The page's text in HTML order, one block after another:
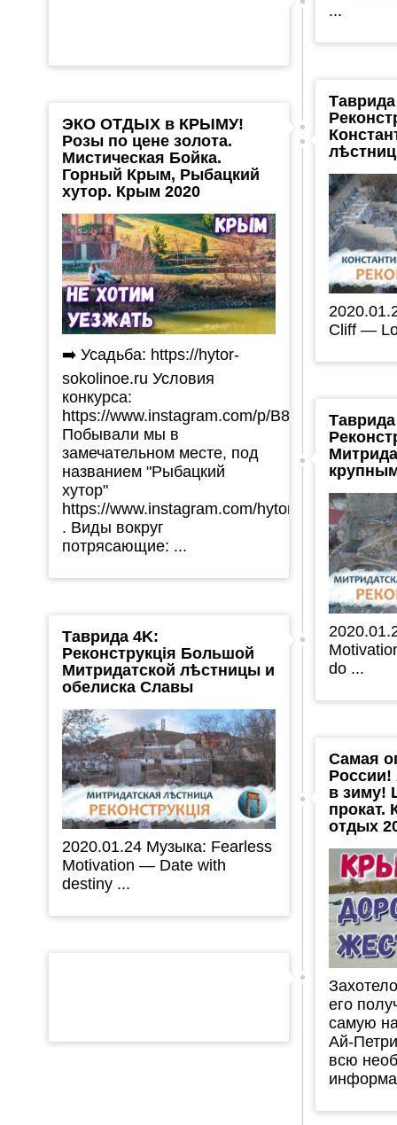
...
Cliff —
ЭКО ОТДЫХ в КРЫМУ!
Розы по цене золота.
Мистическая Бойка.
Горный Крым, Рыбацкий
хутор. Крым 2020
➡️ Усадьба: https://hytor-
sokolinoe.ru Условия
конкурса:
https://www.instagram.com/p/B8Q2vYlJsvt/
Побывали мы в
замечательном месте, под
названием "Рыбацкий
хутор"
https://www.instagram.com/hytor_sokolinoe/
. Виды вокруг
потрясающие: ...
do ...
Таврида 4K:
Реконструкція Большой
Митридатской лѣстницы и
обелиска Славы
2020.01.24 Музыка: Fearless
Motivation — Date with
destiny ...
Самая
России!
в зиму!
прокат.
отдых
его
самую
Ай-
всю